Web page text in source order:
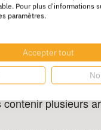
emballés ?
pour des produits
contenir plusieurs
Pour plus d'informations
paramètres.
Accepter tout